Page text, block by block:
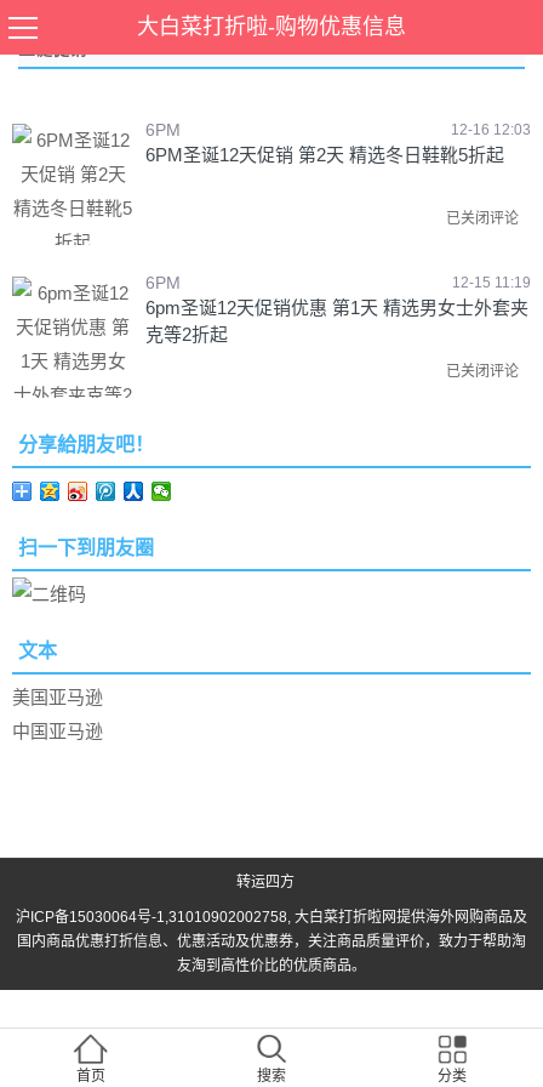
大白菜打折啦-购物优惠信息
6PM 12-16 12:03
6PM圣诞12天促销 第2天 精选冬日鞋靴5折起
已关闭评论
6PM 12-15 11:19
6pm圣诞12天促销优惠 第1天 精选男女士外套夹
克等2折起
已关闭评论
分享給朋友吧！
扫一下到朋友圈
文本
美国亚马逊
中国亚马逊
转运四方
沪ICP备15030064号-1,31010902002758, 大白菜打折啦网提供海外网购商品及
国内商品优惠打折信息、优惠活动及优惠券，关注商品质量评价，致力于帮助淘
友淘到高性价比的优质商品。
首页 搜索 分类